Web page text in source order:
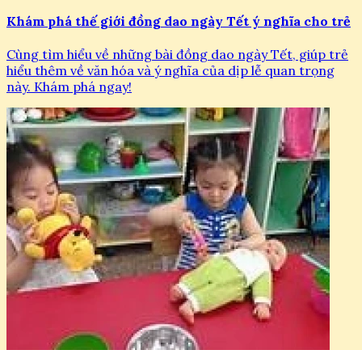
Khám phá thế giới đồng dao ngày Tết ý nghĩa cho trẻ
Cùng tìm hiểu về những bài đồng dao ngày Tết, giúp trẻ
hiểu thêm về văn hóa và ý nghĩa của dịp lễ quan trọng
này. Khám phá ngay!